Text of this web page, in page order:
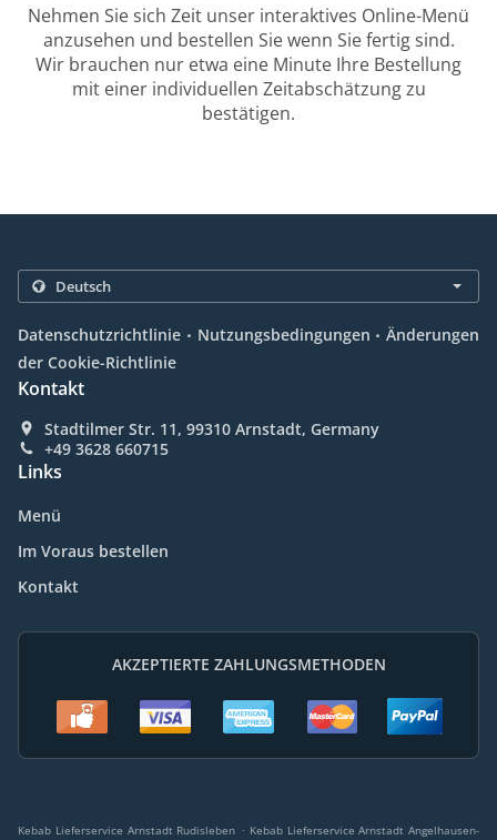
Nehmen Sie sich Zeit unser interaktives Online-Menü
anzusehen und bestellen Sie wenn Sie fertig sind.
Wir brauchen nur etwa eine Minute Ihre Bestellung
mit einer individuellen Zeitabschätzung zu
bestätigen.
Datenschutzrichtlinie . Nutzungsbedingungen . Änderungen
der Cookie-Richtlinie
Kontakt
Stadtilmer Str. 11, 99310 Arnstadt, Germany
+49 3628 660715
Links
Menü
Im Voraus bestellen
Kontakt
AKZEPTIERTE ZAHLUNGSMETHODEN
Kebab Lieferservice Arnstadt Rudisleben . Kebab Lieferservice Arnstadt Angelhausen-